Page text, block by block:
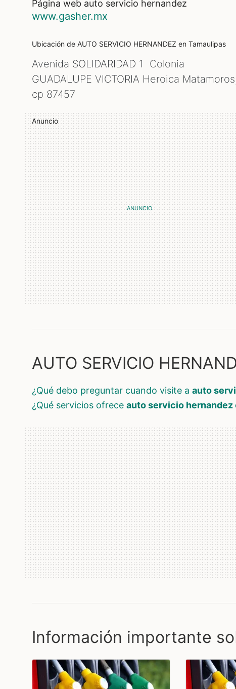
página web auto servicio hernandez
www.gasher.mx
Ubicación de AUTO SERVICIO HERNANDEZ en Tamaulipas
Avenida SOLIDARIDAD 1 Colonia
GUADALUPE VICTORIA Heroica
cp 87457
Anuncio
AUTO SERVICIO
¿qué debo preguntar cuando visite a auto
¿qué servicios ofrece auto servicio hernandez
Información importante